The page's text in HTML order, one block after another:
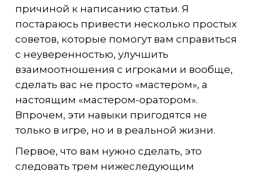
причиной к написанию статьи. Я
постараюсь привести несколько простых
советов, которые помогут вам справиться
с неуверенностью, улучшить
взаимоотношения с игроками и вообще,
сделать вас не просто «мастером», а
настоящим «мастером-оратором».
Впрочем, эти навыки пригодятся не
только в игре, но и в реальной жизни.
Первое, что вам нужно сделать, это
следовать трем нижеследующим